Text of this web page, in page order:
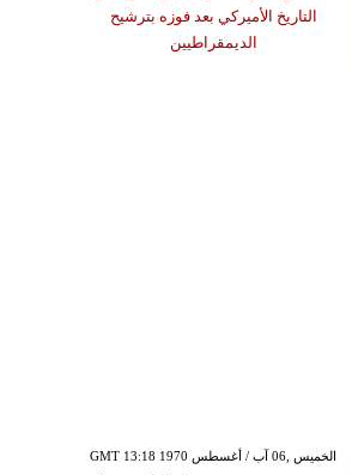
التاريخ الأميركي بعد فوزه بترشيح
الديمقراطيين
GMT 13:18 1970 الخميس ,06 آب / أغسطس